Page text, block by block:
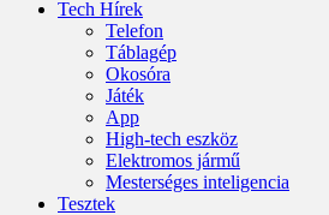
Tech Hírek
Telefon
Táblagép
Okosóra
Játék
App
High-tech eszköz
Elektromos jármű
Mesterséges inteligencia
Tesztek